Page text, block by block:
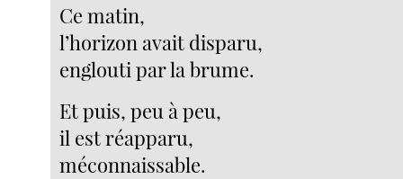
Ce matin,
l’horizon avait disparu,
englouti par la brume.
Et puis, peu à peu,
il est réapparu,
méconnaissable.